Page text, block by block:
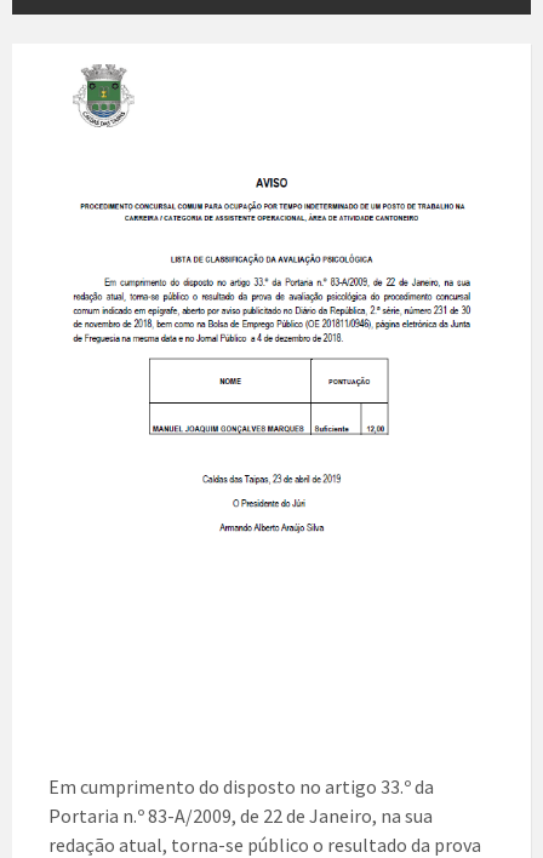
Em cumprimento do disposto no artigo 33.º da
Portaria n.º 83-A/2009, de 22 de Janeiro, na sua
redação atual, torna-se público o resultado da prova